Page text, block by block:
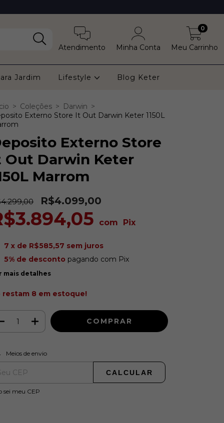
Atendimento Minha Conta Meu Carrinho
0
Jardim Lifestyle Blog Keter
> Coleções > Darwin >
Externo Store It Out Darwin Keter 1150L
Externo Store
Out Darwin Keter
Marrom
R$4.099,00
com Pix
7 x de R$585,57 sem juros
5% de desconto pagando com Pix
mais detalhes
restam 8 em estoque!
para o CEP:
Meios de envio
CALCULAR
sei meu CEP